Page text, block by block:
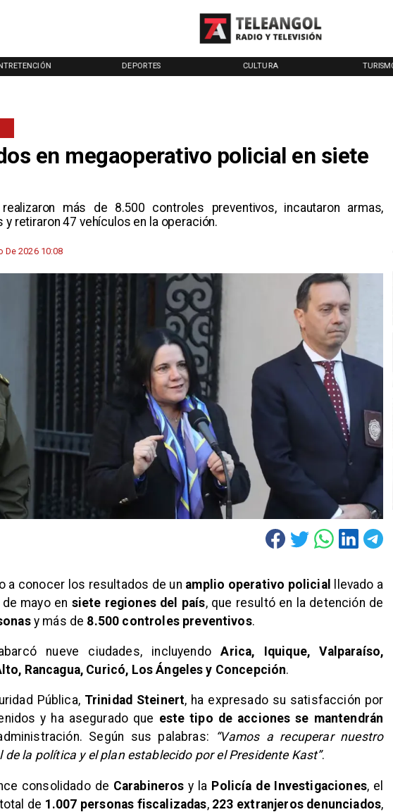
DEPORTES CULTURA
en megaoperativo policial en siete
más de 8.500 controles preventivos, incautaron armas,
retiraron 47 vehículos en la operación.
De 2026 10:08
a conocer los resultados de un amplio operativo policial
llevado a
mayo en siete regiones del país, que resultó en la detención de
y más de 8.500 controles preventivos.
nueve ciudades, incluyendoArica, Iquique, Valparaíso,
Rancagua, Curicó, Los Ángeles y Concepción.
Pública, Trinidad Steinert, ha expresado su satisfacción por
y ha asegurado que este tipo de acciones se mantendrán
Según sus palabras:
“Vamos a recuperar nuestro
de la política y el plan establecido por el Presidente Kast”.
consolidado de Carabineros y la Policía de Investigaciones, el
de 1.007 personas fiscalizadas, 223 extranjeros denunciados,